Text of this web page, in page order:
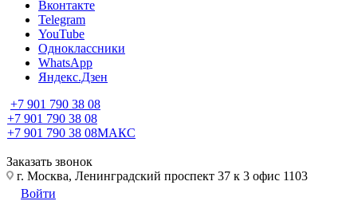
Вконтакте
Telegram
YouTube
Одноклассники
WhatsApp
Яндекс.Дзен
+7 901 790 38 08
+7 901 790 38 08
+7 901 790 38 08МАКС
Заказать звонок
г. Москва, Ленинградский проспект 37 к 3 офис 1103
Войти